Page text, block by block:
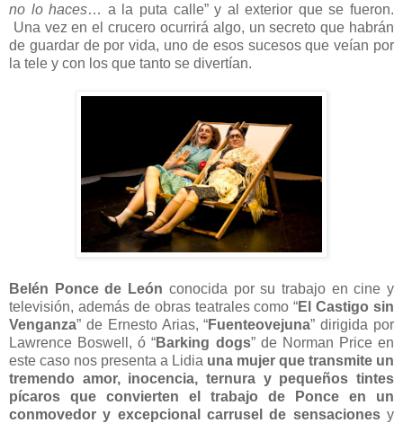
no lo haces… a la puta calle” y al exterior que se fueron.
Una vez en el crucero ocurrirá algo, un secreto que habrán
de guardar de por vida, uno de esos sucesos que veían por
la tele y con los que tanto se divertían.
Belén Ponce de León conocida por su trabajo en cine y
televisión, además de obras teatrales como “El Castigo sin
Venganza” de Ernesto Arias, “Fuenteovejuna” dirigida por
Lawrence Boswell, ó “Barking dogs” de Norman Price en
este caso nos presenta a Lidia una mujer que transmite un
tremendo amor, inocencia, ternura y pequeños tintes
pícaros que convierten el trabajo de Ponce en un
conmovedor y excepcional carrusel de sensacionesy